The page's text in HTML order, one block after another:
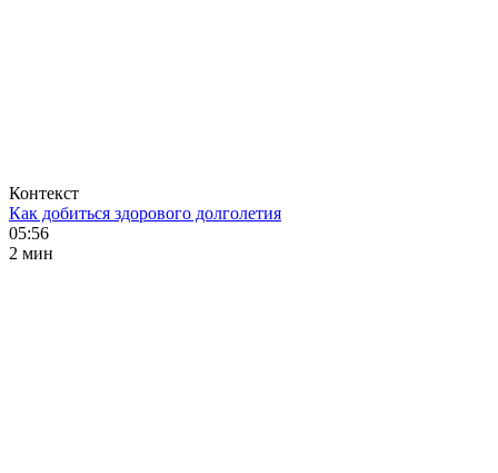
Контекст
Как добиться здорового долголетия
05:56
2 мин